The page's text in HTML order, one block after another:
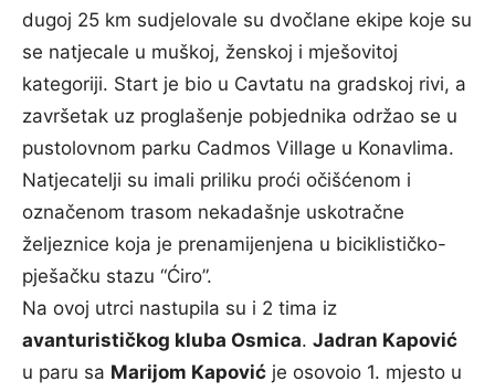
dugoj 25 km sudjelovale su dvočlane ekipe koje su
se natjecale u muškoj, ženskoj i mješovitoj
kategoriji. Start je bio u Cavtatu na gradskoj rivi, a
završetak uz proglašenje pobjednika održao se u
pustolovnom parku Cadmos Village u Konavlima.
Natjecatelji su imali priliku proći očišćenom i
označenom trasom nekadašnje uskotračne
željeznice koja je prenamijenjena u biciklističko-
pješačku stazu “Ćiro”.
Na ovoj utrci nastupila su i 2 tima iz
avanturističkog kluba Osmica. Jadran Kapović
u paru sa Marijom Kapović je osovoio 1. mjesto u